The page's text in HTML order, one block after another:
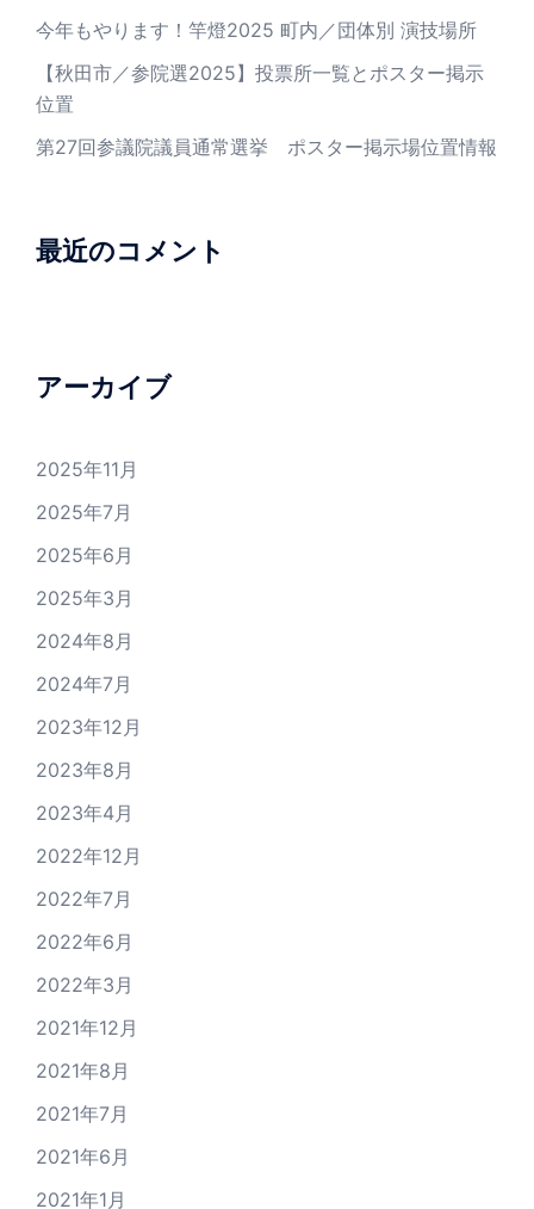
今年もやります！竿燈2025 町内／団体別 演技場所
【秋田市／参院選2025】投票所一覧とポスター掲示
位置
第27回参議院議員通常選挙 ポスター掲示場位置情報
最近のコメント
アーカイブ
2025年11月
2025年7月
2025年6月
2025年3月
2024年8月
2024年7月
2023年12月
2023年8月
2023年4月
2022年12月
2022年7月
2022年6月
2022年3月
2021年12月
2021年8月
2021年7月
2021年6月
2021年1月